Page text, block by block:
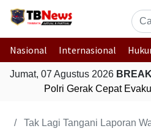
Nasional Internasional
Jumat, 07 Agustus 2026
Polri Gerak Cepat
Tak Lagi Tangani Laporan Wartawan,